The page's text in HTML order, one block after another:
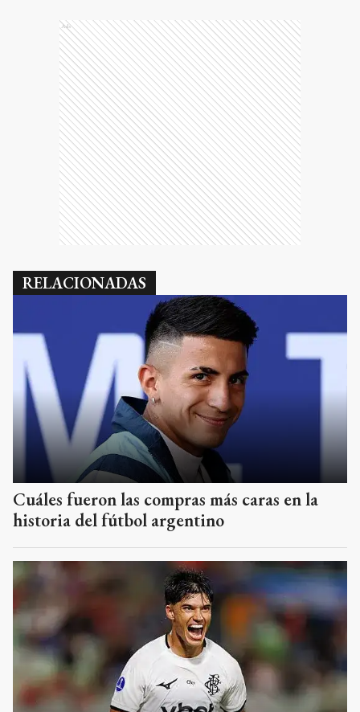
Ads
RELACIONADAS
Cuáles fueron las compras más caras en la
historia del fútbol argentino